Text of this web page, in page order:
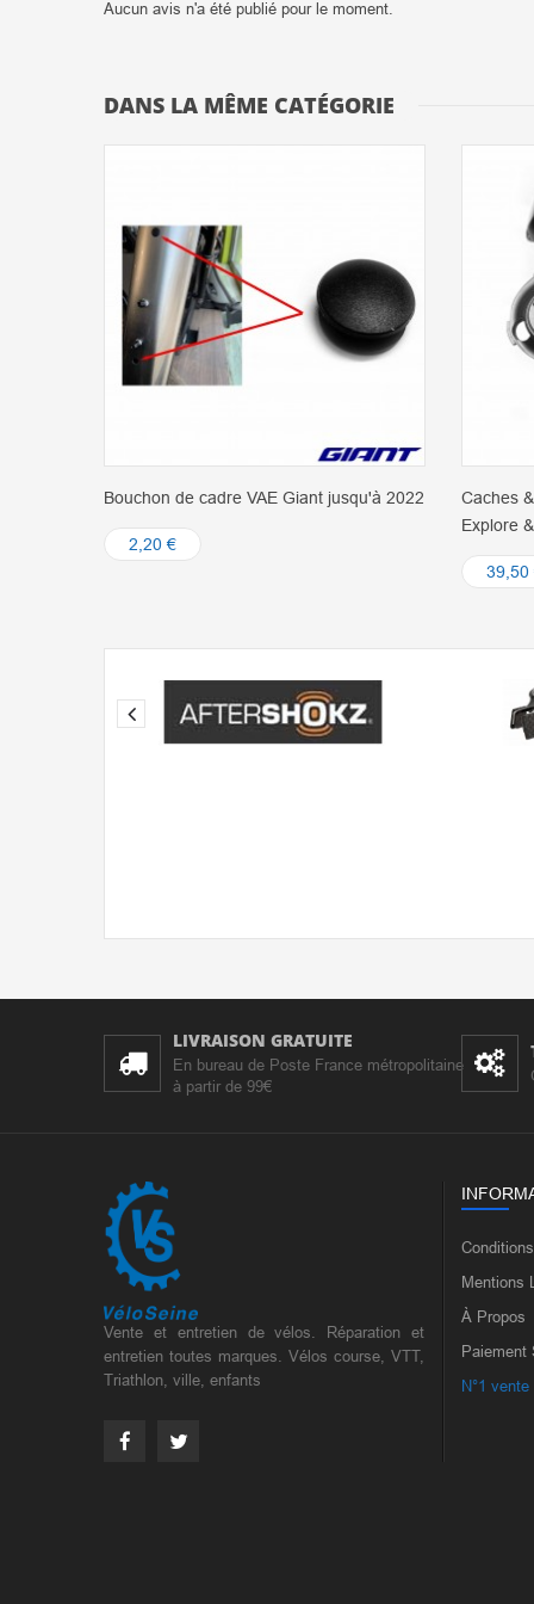
Aucun avis n'a été publié pour le moment.
DANS LA MÊME CATÉGORIE
Bouchon de cadre VAE Giant jusqu'à 2022
2,20 €
Caches
Explore
39,50
LIVRAISON GRATUITE
En bureau de Poste France métropolitaine
à partir de 99€
Vente et entretien de vélos. Réparation et
entretien toutes marques. Vélos course, VTT,
Triathlon, ville, enfants
Mentions
À Propos
Paiement
N°1